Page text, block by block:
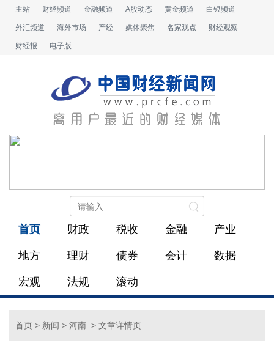
主站 财经频道 金融频道 A股动态 黄金频道 白银频道
外汇频道 海外市场 产经 媒体聚焦 名家观点 财经观察
财经报 电子版
首页 财政 税收 金融 产业
地方 理财 债券 会计 数据
宏观 法规 滚动
首页 > 新闻 > 河南 > 文章详情页